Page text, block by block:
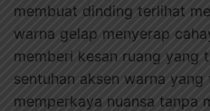
membuat dinding terlihat
warna gelap menyerap
memberi kesan ruang yang
sentuhan aksen warna
memperkaya nuansa tanpa